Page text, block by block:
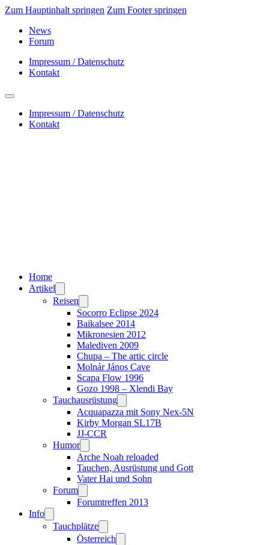
Zum Hauptinhalt springen Zum Footer springen
News
Forum
Impressum / Datenschutz
Kontakt
Impressum / Datenschutz
Kontakt
Home
Artikel
Reisen
Socorro Eclipse 2024
Baikalsee 2014
Mikronesien 2012
Malediven 2009
Chupa – The artic circle
Molnár János Cave
Scapa Flow 1996
Gozo 1998 – Xlendi Bay
Tauchausrüstung
Acquapazza mit Sony Nex-5N
Kirby Morgan SL17B
JJ-CCR
Humor
Arche Noah reloaded
Tauchen, Ausrüstung und Gott
Vater Hai und Sohn
Forum
Forumtreffen 2013
Info
Tauchplätze
Österreich